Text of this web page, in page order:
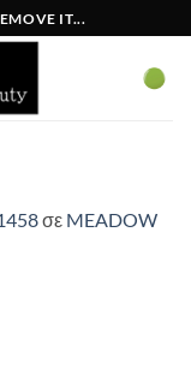
IT...
σε MEADOW